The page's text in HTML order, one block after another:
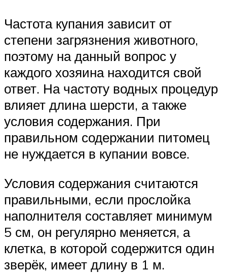
Частота купания зависит от
степени загрязнения животного,
поэтому на данный вопрос у
каждого хозяина находится свой
ответ. На частоту водных процедур
влияет длина шерсти, а также
условия содержания. При
правильном содержании питомец
не нуждается в купании вовсе.
Условия содержания считаются
правильными, если прослойка
наполнителя составляет минимум
5 см, он регулярно меняется, а
клетка, в которой содержится один
зверёк, имеет длину в 1 м.